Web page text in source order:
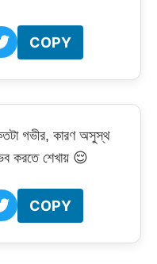
COPY
গভীর, কারণ অসুস্থ
করতে শেখায় 😌
COPY